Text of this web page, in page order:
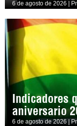
6 de agosto de 2026 |
Indicadores
aniversario
6 de agosto de 2026 |